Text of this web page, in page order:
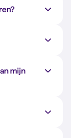
mijn